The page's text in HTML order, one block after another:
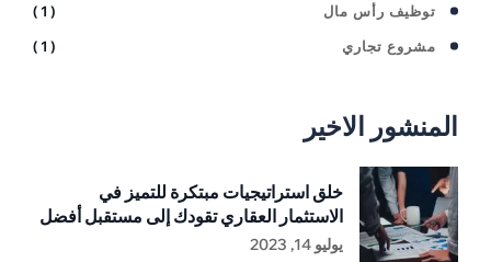
توظيف رأس مال
( 1 )
مشروع تجاري
( 1 )
المنشور الاخير
خلق استراتيجيات مبتكرة للتميز في
الاستثمار العقاري تقودك إلى مستقبل أفضل
يوليو 14, 2023